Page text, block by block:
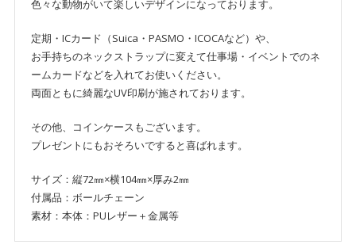
色々な動物がいて楽しいデザインになっております。
定期・ICカード（Suica・PASMO・ICOCAなど）や、
お手持ちのネックストラップに変えて仕事場・イベントでのネ
ームカードなどを入れてお使いください。
両面ともに綺麗なUV印刷が施されております。
その他、コインケースもございます。
プレゼントにもおそろいですると喜ばれます。
サイズ：縦72㎜×横104㎜×厚み2㎜
付属品：ボールチェーン
素材：本体：PUレザー＋金属等